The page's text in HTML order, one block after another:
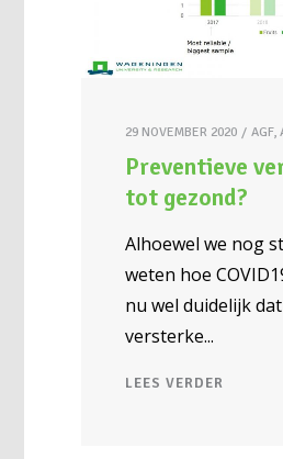
29 NOVEMBER 2020 AGF,
Preventieve
tot gezond?
Alhoewel we nog
weten hoe
nu wel duidelijk
versterke
LEES VERDER